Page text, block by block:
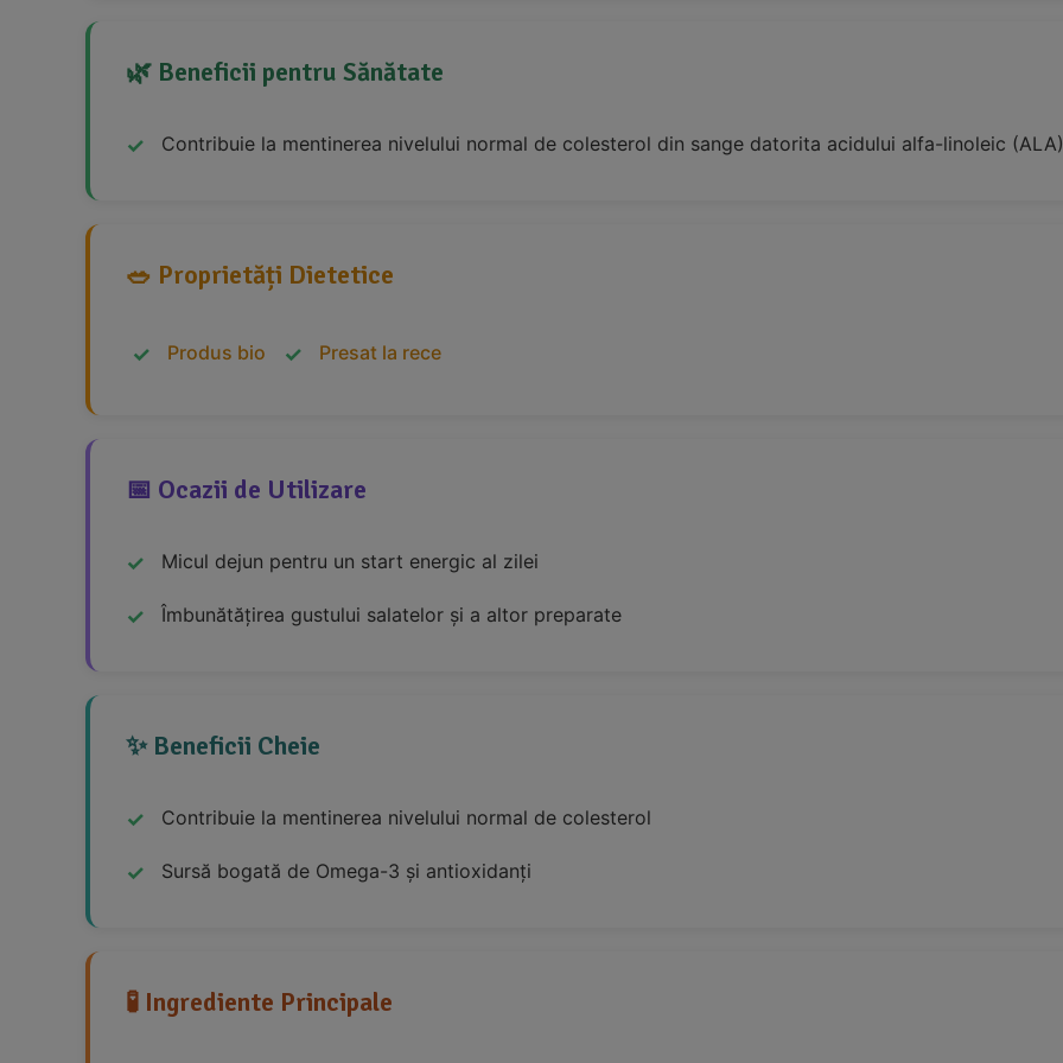
🌿 Beneficii pentru Sănătate
Contribuie la mentinerea nivelului normal de colesterol din sange datorita acidului alfa-linoleic (ALA)
🥗 Proprietăți Dietetice
Produs bio Presat la rece
📅 Ocazii de Utilizare
Micul dejun pentru un start energic al zilei
Îmbunătățirea gustului salatelor și a altor preparate
✨ Beneficii Cheie
Contribuie la mentinerea nivelului normal de colesterol
Sursă bogată de Omega-3 și antioxidanți
🧪 Ingrediente Principale